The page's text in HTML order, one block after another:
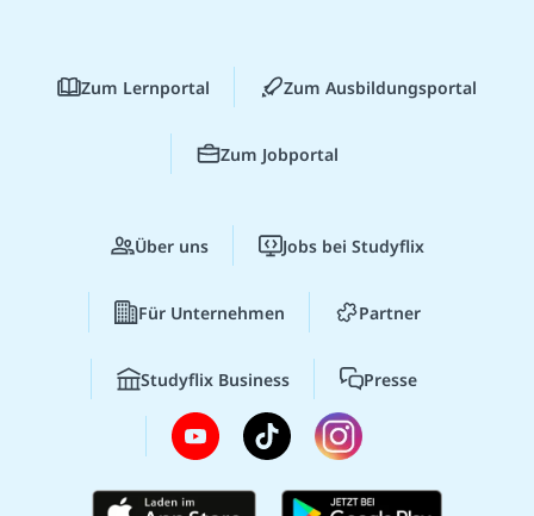
Zum Lernportal Zum Ausbildungsportal
Zum Jobportal
Über uns Jobs bei Studyflix
Für Unternehmen Partner
Studyflix Business Presse